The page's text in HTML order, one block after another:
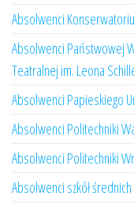
Absolwenci
Absolwenci Państwowej
Teatralnej im. Leona
Absolwenci Papieskiego
Absolwenci Politechniki
Absolwenci Politechniki
Absolwenci szkół